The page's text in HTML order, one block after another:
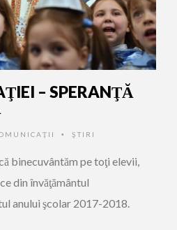
– SPERANŢĂ
• ŞTIRI
binecuvântăm pe toţi elevii,
din învăţământul
anului şcolar 2017-2018.